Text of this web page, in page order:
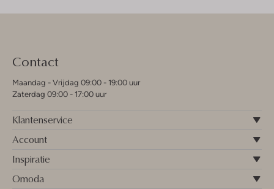
Contact
Maandag - Vrijdag 09:00 - 19:00 uur
Zaterdag 09:00 - 17:00 uur
Klantenservice
Account
Inspiratie
Omoda